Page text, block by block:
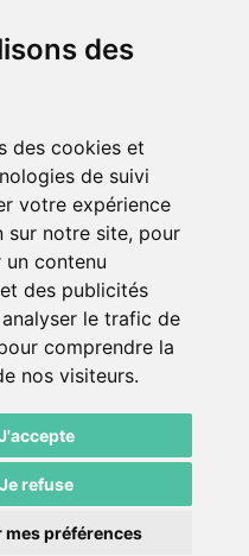
des
des cookies et
de suivi
votre expérience
sur notre site, pour
contenu
des publicités
le trafic de
comprendre la
nos visiteurs.
Je refuse
mes préférences
03